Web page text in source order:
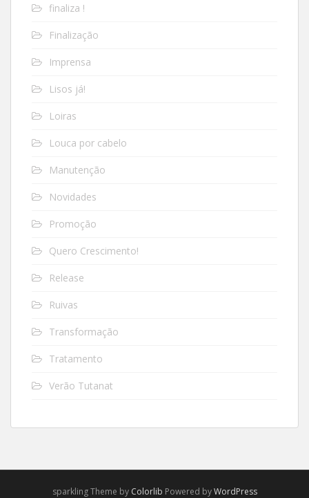
finaliza !
Finalização
Imprensa
Lisos já!
Loiras
Louca por cabelo
Manutenção
Novidades
Promoção
Quero Crescimento!
Release
Ruivas
Transformação
Tratamento
Verão Tutanat
sparkling Theme by Colorlib Powered byWordPress